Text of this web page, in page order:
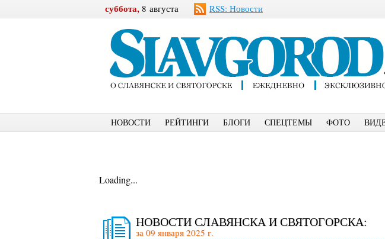
суббота, 8 августа RSS: Новости
НОВОСТИ РЕЙТИНГИ БЛОГИ СПЕЦТЕМЫ ФОТО
Loading...
НОВОСТИ СЛАВЯНСКА И СВЯТОГОРСКА:
за 09 января 2025 г.